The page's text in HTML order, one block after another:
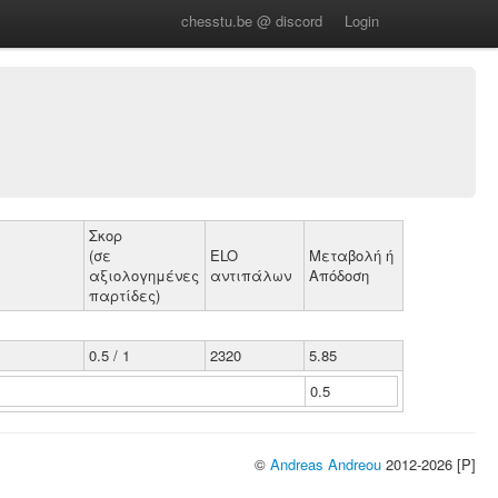
chesstu.be @ discord Login
Σκορ
(σε
αξιολογημένες
παρτίδες)
ELO
αντιπάλων
Μεταβολή ή
Απόδοση
0.5 / 1 2320
5.85
0.5
© Andreas Andreou 2012-2026 [P]